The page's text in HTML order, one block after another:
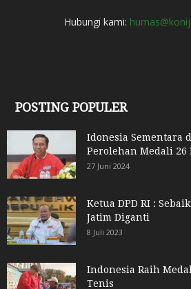
Hubungi kami:
POSTING POPULER
Idonesia Sementara
Perolehan Medali 26
27 Juni 2024
Ketua DPD RI :
Jatim Diganti
8 Juli 2023
Indonesia Raih
Tenis